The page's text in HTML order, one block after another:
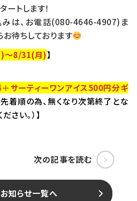
ートします！
みは、お電話(080-4646-4907)ま
待ちしております
～8/31(月)】
＋サーティーワンアイス500円分ギ
先着順の為、無くなり次第終了とな
さい。）】
次の記事を読む
お知らせ一覧へ